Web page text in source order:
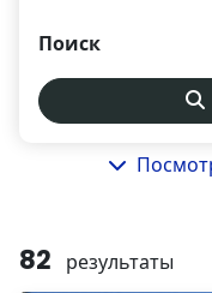
Поиск
82 результаты